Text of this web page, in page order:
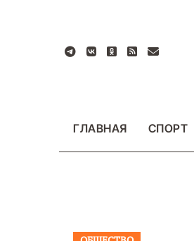
содержанию
ГЛАВНАЯ СПОРТ